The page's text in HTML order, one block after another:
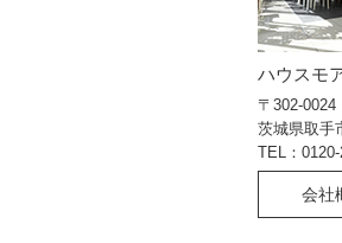
ハウスモ
〒302-0024
茨城県取手
TEL：
会社